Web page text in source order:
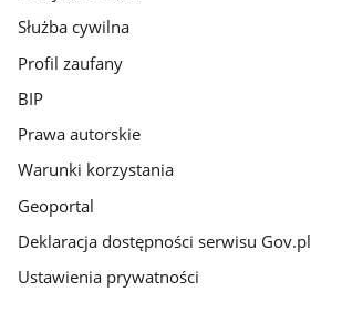
Służba cywilna
Profil zaufany
BIP
Prawa autorskie
Warunki korzystania
Geoportal
Deklaracja dostępności serwisu Gov.pl
Ustawienia prywatności